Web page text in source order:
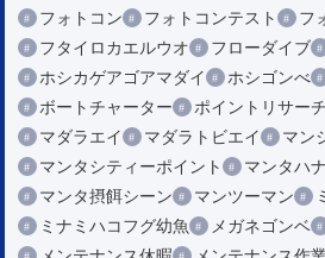
フォトコン
フォトコンテスト
フ
フタイロカエルウオ
フローダイブ
ホシカゲアゴアマダイ
ホシゴンべ
ボートチャーター
ポイントリサーチ
マダラエイ
マダラトビエイ マン
マンタシティーポイント
マンタハ
マンタ摂餌シーン
マンツーマン
ミナミハコフグ幼魚
メガネゴンベ